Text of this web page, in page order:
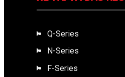
Q-Series
N-Series
F-Series